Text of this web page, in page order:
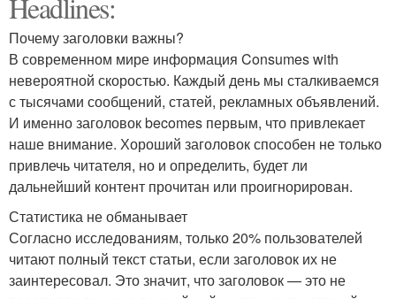
Headlines:
Почему заголовки важны?
В современном мире информация Consumes with
невероятной скоростью. Каждый день мы сталкиваемся
с тысячами сообщений, статей, рекламных объявлений.
И именно заголовок becomes первым, что привлекает
наше внимание. Хороший заголовок способен не только
привлечь читателя, но и определить, будет ли
дальнейший контент прочитан или проигнорирован.
Статистика не обманывает
Согласно исследованиям, только 20% пользователей
читают полный текст статьи, если заголовок их не
заинтересовал. Это значит, что заголовок — это не